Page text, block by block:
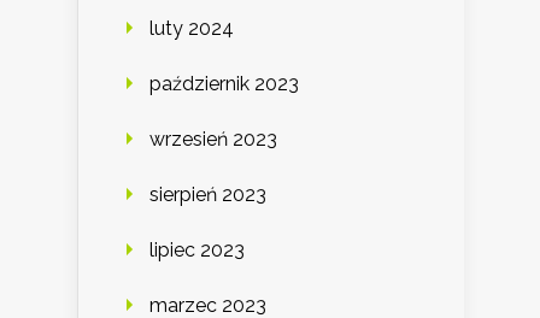
luty 2024
październik 2023
wrzesień 2023
sierpień 2023
lipiec 2023
marzec 2023